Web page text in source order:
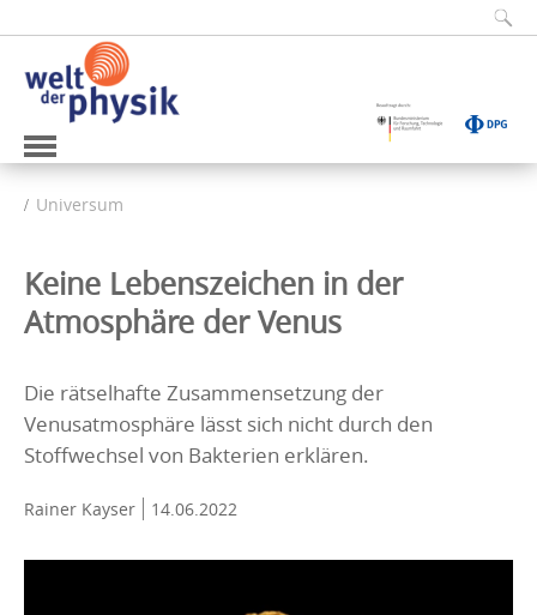
Universum
Keine Lebenszeichen in der
Atmosphäre der Venus
Die rätselhafte Zusammensetzung der
Venusatmosphäre lässt sich nicht durch den
Stoffwechsel von Bakterien erklären.
Rainer Kayser 14.06.2022